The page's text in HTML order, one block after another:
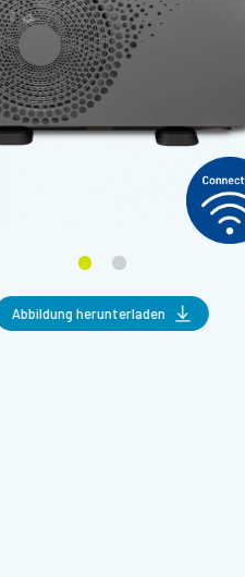
Abbildung herunterladen